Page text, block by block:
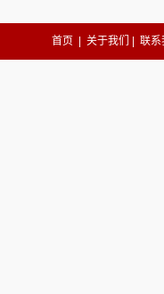
首页 关于我们 联系